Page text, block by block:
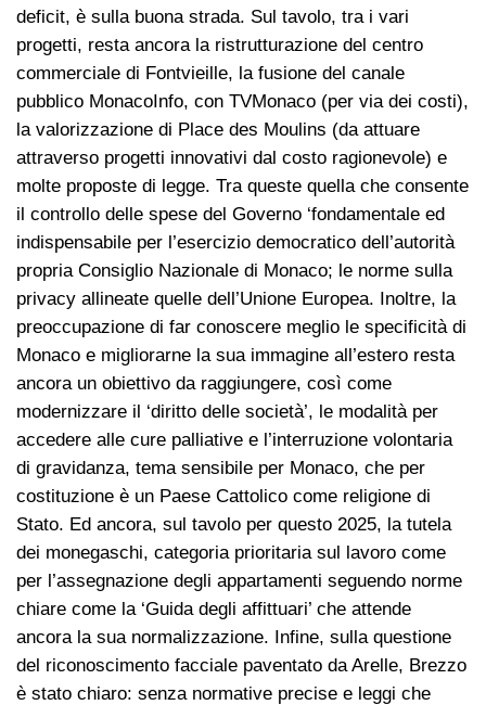
deficit, è sulla buona strada. Sul tavolo, tra i vari
progetti, resta ancora la ristrutturazione del centro
commerciale di Fontvieille, la fusione del canale
pubblico MonacoInfo, con TVMonaco (per via dei costi),
la valorizzazione di Place des Moulins (da attuare
attraverso progetti innovativi dal costo ragionevole) e
molte proposte di legge. Tra queste quella che consente
il controllo delle spese del Governo ‘fondamentale ed
indispensabile per l’esercizio democratico dell’autorità
propria Consiglio Nazionale di Monaco; le norme sulla
privacy allineate quelle dell’Unione Europea. Inoltre, la
preoccupazione di far conoscere meglio le specificità di
Monaco e migliorarne la sua immagine all’estero resta
ancora un obiettivo da raggiungere, così come
modernizzare il ‘diritto delle società’, le modalità per
accedere alle cure palliative e l’interruzione volontaria
di gravidanza, tema sensibile per Monaco, che per
costituzione è un Paese Cattolico come religione di
Stato. Ed ancora, sul tavolo per questo 2025, la tutela
dei monegaschi, categoria prioritaria sul lavoro come
per l’assegnazione degli appartamenti seguendo norme
chiare come la ‘Guida degli affittuari’ che attende
ancora la sua normalizzazione. Infine, sulla questione
del riconoscimento facciale paventato da Arelle, Brezzo
è stato chiaro: senza normative precise e leggi che